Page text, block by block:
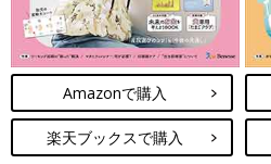
Amazonで購入
楽天ブックスで購入